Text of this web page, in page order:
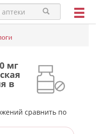
мг
в
сравнить по